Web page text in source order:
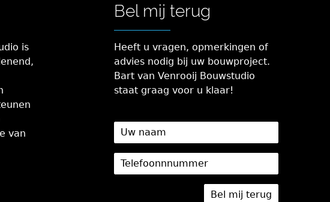
is
van
Bel mij terug
Heeft u vragen, opmerkingen of
advies nodig bij uw bouwproject.
Bart van Venrooij Bouwstudio
staat graag voor u klaar!